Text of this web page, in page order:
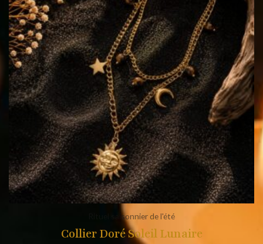
Rituel saisonnier de l'été
Collier Doré Soleil Lunaire